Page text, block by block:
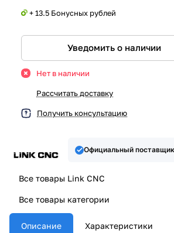
+ 13.5 Бонусных рублей
Уведомить о наличии
Нет в наличии
Рассчитать доставку
Получить консультацию
Официальный поставщик
Все товары Link CNC
Все товары категории
Описание Характеристики